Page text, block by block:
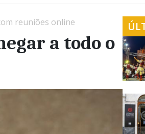
reuniões online
a todo o